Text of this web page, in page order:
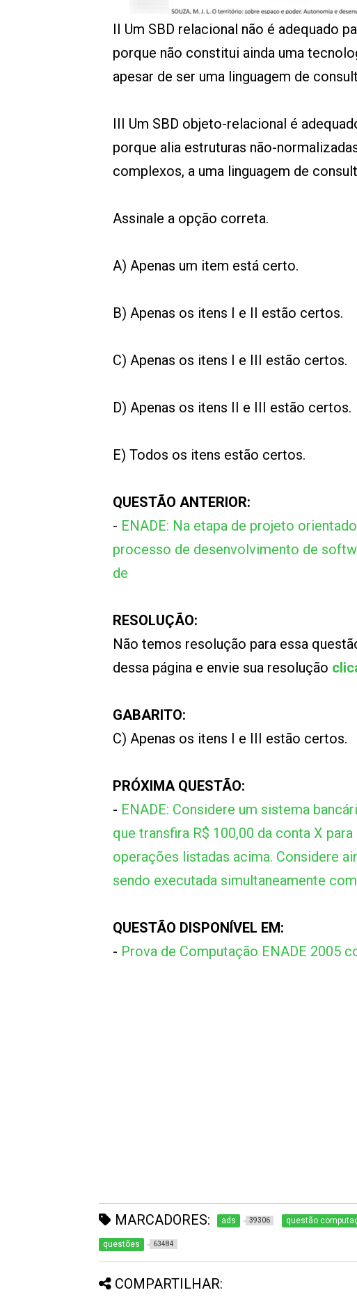
II Um SBD relacional não é adequado
porque não constitui ainda uma
apesar de ser uma linguagem de
III Um SBD objeto-relacional é
porque alia estruturas não-
complexos, a uma linguagem de
Assinale a opção correta.
A) Apenas um item está certo.
B) Apenas os itens I e II estão certos.
C) Apenas os itens I e III estão certos.
D) Apenas os itens II e III estão certos.
E) Todos os itens estão certos.
QUESTÃO ANTERIOR:
- ENADE: Na etapa de projeto
processo de desenvolvimento de
de
RESOLUÇÃO:
Não temos resolução para essa
dessa página e envie sua resolução
GABARITO:
C) Apenas os itens I e III estão certos.
PRÓXIMA QUESTÃO:
- ENADE: Considere um sistema
que transfira R$ 100,00 da conta X
operações listadas acima. Considere
sendo executada simultaneamente
QUESTÃO DISPONÍVEL EM:
- Prova de Computação ENADE 2005
MARCADORES: ads 39306 questão
questões 63484
COMPARTILHAR: